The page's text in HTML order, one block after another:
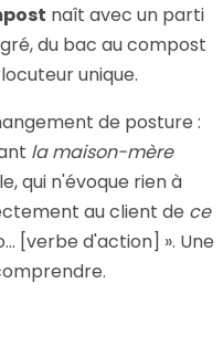
naît avec un parti
du bac au compost
unique.
de posture :
la maison-mère
qui n'évoque rien à
au client de ce
[verbe d'action] ». Une